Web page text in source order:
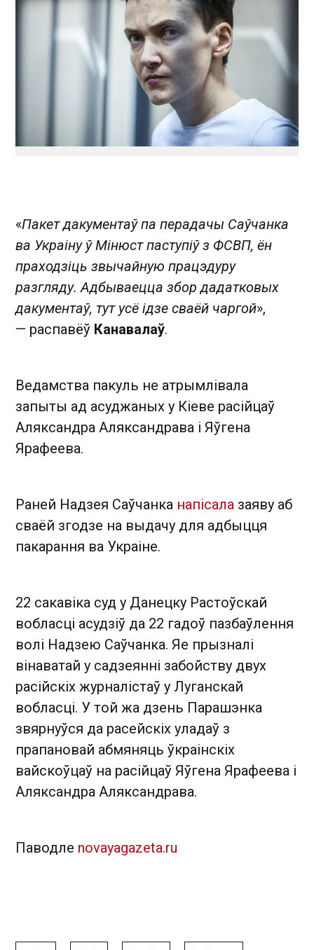
«Пакет дакументаў па перадачы Саўчанка
ва Украіну ў Мінюст паступіў з ФСВП, ён
праходзіць звычайную працэдуру
разгляду. Адбываецца збор дадатковых
дакументаў, тут усё ідзе сваёй чаргой»,
— распавёў Канавалаў.
Ведамства пакуль не атрымлівала
запыты ад асуджаных у Кіеве расійцаў
Аляксандра Аляксандрава і Яўгена
Ярафеева.
Раней Надзея Саўчанка напісала заяву аб
сваёй згодзе на выдачу для адбыцця
пакарання ва Украіне.
22 сакавіка суд у Данецку Растоўскай
вобласці асудзіў да 22 гадоў пазбаўлення
волі Надзею Саўчанка. Яе прызналі
вінаватай у садзеянні забойству двух
расійскіх журналістаў у Луганскай
вобласці. У той жа дзень Парашэнка
звярнуўся да расейскіх уладаў з
прапановай абмяняць ўкраінскіх
вайскоўцаў на расійцаў Яўгена Ярафеева і
Аляксандра Аляксандрава.
Паводле novayagazeta.ru